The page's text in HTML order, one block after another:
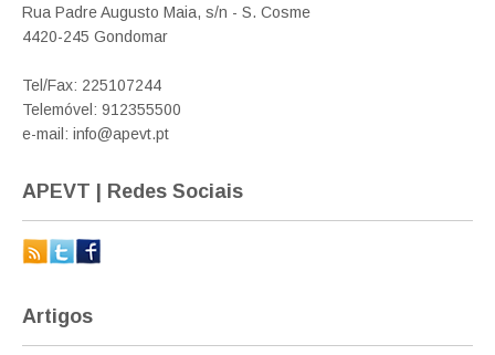
Rua Padre Augusto Maia, s/n - S. Cosme
4420-245 Gondomar
Tel/Fax: 225107244
Telemóvel: 912355500
e-mail: info@apevt.pt
APEVT | Redes Sociais
Artigos